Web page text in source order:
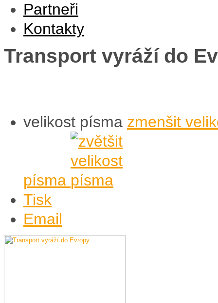
Partneři
Kontakty
Transport vyráží do
velikost písma zmenšit
písma
Tisk
Email